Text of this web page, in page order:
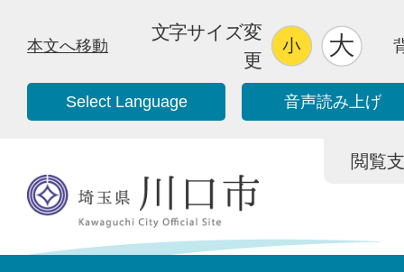
本文へ移動
文字サイズ変
更
Select Language 音声読み上げ
閲覧